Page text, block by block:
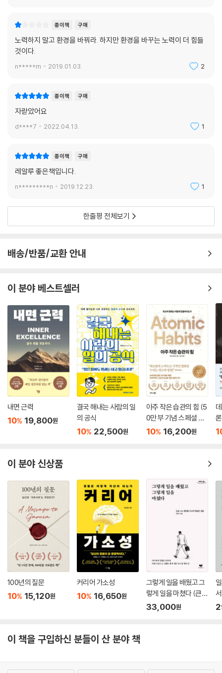
종이책 구매
노력하지 말고 환경을 바꿔라. 하지만 환경을 바꾸는 노력이 더 힘들
것이다.
n*****m 2019.01.03. 2
종이책 구매
자랃았어요
d****7 2022.04.13. 1
종이책 구매
레알루 좋은책입니다.
n*********n 2019.12.23. 1
한줄평 전체보기
배송/반품/교환 안내
이 분야 베스트셀러
내면 근력
10% 19,800원
결국 해내는 사람의 일
의 공식
10% 22,500원
아주 작은 습관의 힘 (5
0만 부 기념 스페셜 에
디션)
10% 16,200원
이 분야 신상품
100년의 질문
10% 15,120원
커리어 가소성
10% 16,650원
그렇게 일을 배웠고 그
렇게 일을 마쳤다 (큰글
자도서)
33,000원
이 책을 구입하신 분들이 산 분야 책